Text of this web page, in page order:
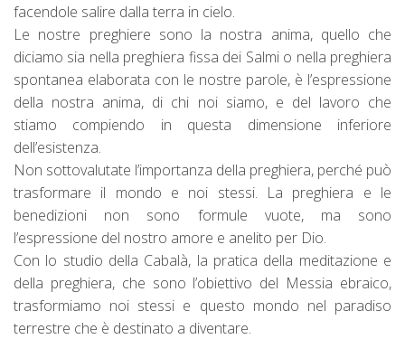
facendole salire dalla terra in cielo.
Le nostre preghiere sono la nostra anima, quello che
diciamo sia nella preghiera fissa dei Salmi o nella preghiera
spontanea elaborata con le nostre parole, è l’espressione
della nostra anima, di chi noi siamo, e del lavoro che
stiamo compiendo in questa dimensione inferiore
dell’esistenza.
Non sottovalutate l’importanza della preghiera, perché può
trasformare il mondo e noi stessi. La preghiera e le
benedizioni non sono formule vuote, ma sono
l’espressione del nostro amore e anelito per Dio.
Con lo studio della Cabalà, la pratica della meditazione e
della preghiera, che sono l’obiettivo del Messia ebraico,
trasformiamo noi stessi e questo mondo nel paradiso
terrestre che è destinato a diventare.